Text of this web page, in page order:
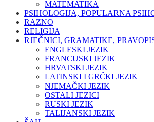
MATEMATIKA
PSIHOLOGIJA, POPULARNA
RAZNO
RELIGIJA
RJEČNICI, GRAMATIKE,
ENGLESKI JEZIK
FRANCUSKI JEZIK
HRVATSKI JEZIK
LATINSKI I GRČKI JEZIK
NJEMAČKI JEZIK
OSTALI JEZICI
RUSKI JEZIK
TALIJANSKI JEZIK